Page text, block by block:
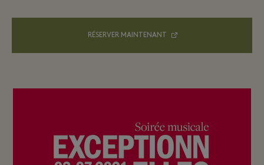
RÉSERVER MAINTENANT